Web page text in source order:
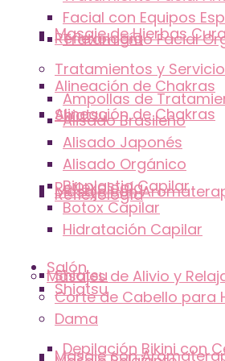
Alineación de Chakras
Reflexología
Shiatsu
Reflexología
Shiatsu
Masaje con
Masajes de Alivio y
Masaje de Hierbas
Alineación de Chakras
Reflexología
Shiatsu
Masaje con
Facial con Equipos
Tratamiento Facial
Tratamientos y
Ampollas de
Alisado Brasileño
Alisado Japonés
Alisado Orgánico
Bioplastia Capilar
Botox Capilar
Hidratación Capilar
Salón
Corte de Cabello para
Dama
Depilación Bikini con